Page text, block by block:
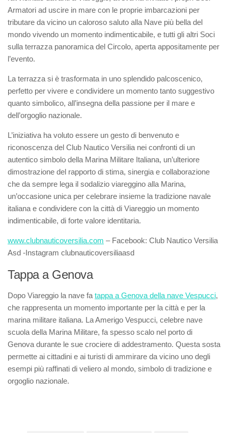
Armatori ad uscire in mare con le proprie imbarcazioni per
tributare da vicino un caloroso saluto alla Nave più bella del
mondo vivendo un momento indimenticabile, e tutti gli altri Soci
sulla terrazza panoramica del Circolo, aperta appositamente per
l’evento.
La terrazza si è trasformata in uno splendido palcoscenico,
perfetto per vivere e condividere un momento tanto suggestivo
quanto simbolico, all’insegna della passione per il mare e
dell’orgoglio nazionale.
L’iniziativa ha voluto essere un gesto di benvenuto e
riconoscenza del Club Nautico Versilia nei confronti di un
autentico simbolo della Marina Militare Italiana, un’ulteriore
dimostrazione del rapporto di stima, sinergia e collaborazione
che da sempre lega il sodalizio viareggino alla Marina,
un’occasione unica per celebrare insieme la tradizione navale
italiana e condividere con la città di Viareggio un momento
indimenticabile, di forte valore identitaria.
www.clubnauticoversilia.com – Facebook: Club Nautico Versilia
Asd -Instagram clubnauticoversiliaasd
Tappa a Genova
Dopo Viareggio la nave fa tappa a Genova della nave Vespucci,
che rappresenta un momento importante per la città e per la
marina militare italiana. La Amerigo Vespucci, celebre nave
scuola della Marina Militare, fa spesso scalo nel porto di
Genova durante le sue crociere di addestramento. Questa sosta
permette ai cittadini e ai turisti di ammirare da vicino uno degli
esempi più raffinati di veliero al mondo, simbolo di tradizione e
orgoglio nazionale.